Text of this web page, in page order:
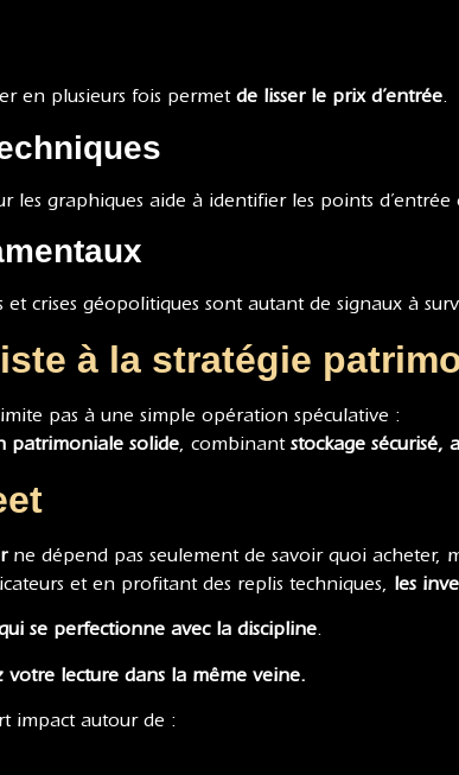
en plusieurs fois permet de lisser le prix d’entrée.
les graphiques aide à identifier les points d’entrée
crises géopolitiques sont autant de signaux à
à la stratégie
pas à une simple opération spéculative :
patrimoniale solide, combinant stockage
ne dépend pas seulement de savoir quoi acheter,
et en profitant des replis techniques, les
se perfectionne avec la discipline.
votre lecture dans la même veine.
impact autour de :